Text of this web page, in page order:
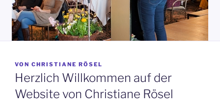
VERÖFFENTLICHT
AM
VON CHRISTIANE RÖSEL
Herzlich Willkommen auf der
Website von Christiane Rösel